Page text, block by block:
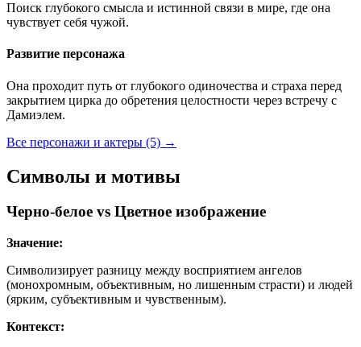
Поиск глубокого смысла и истинной связи в мире, где она
чувствует себя чужой.
Развитие персонажа
Она проходит путь от глубокого одиночества и страха перед
закрытием цирка до обретения целостности через встречу с
Дамиэлем.
Все персонажи и актеры (5) →
Символы и мотивы
Черно-белое vs Цветное изображение
Значение:
Символизирует разницу между восприятием ангелов
(монохромным, объективным, но лишенным страсти) и людей
(ярким, субъективным и чувственным).
Контекст: